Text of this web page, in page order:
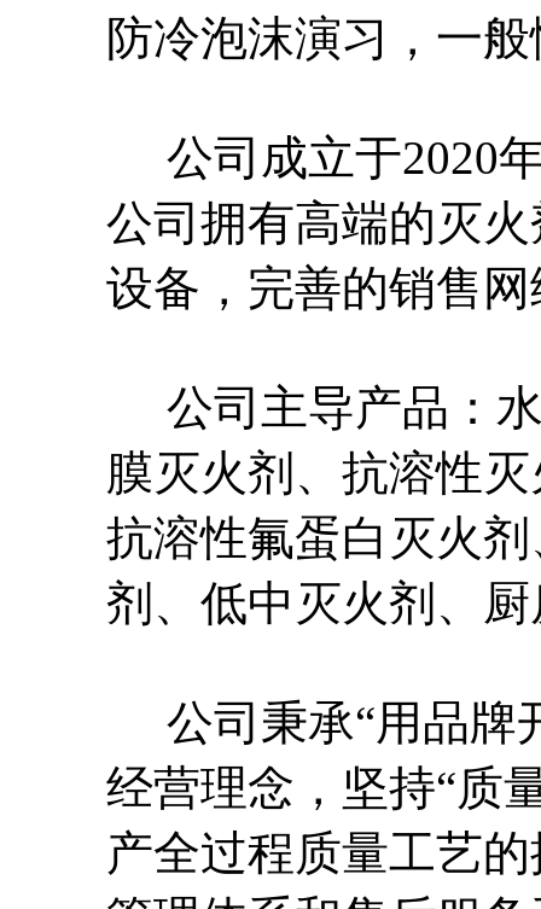
防冷泡沫演习，一
公司成立于2020
公司拥有高端的灭
设备，完善的销售
公司主导产品：
膜灭火剂、抗溶性
抗溶性氟蛋白灭火
剂、低中灭火剂、
公司秉承“用品牌
经营理念，坚持“质
产全过程质量工艺